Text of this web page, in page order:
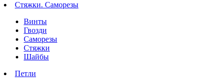
Стяжки. Саморезы
Винты
Гвозди
Саморезы
Стяжки
Шайбы
Петли